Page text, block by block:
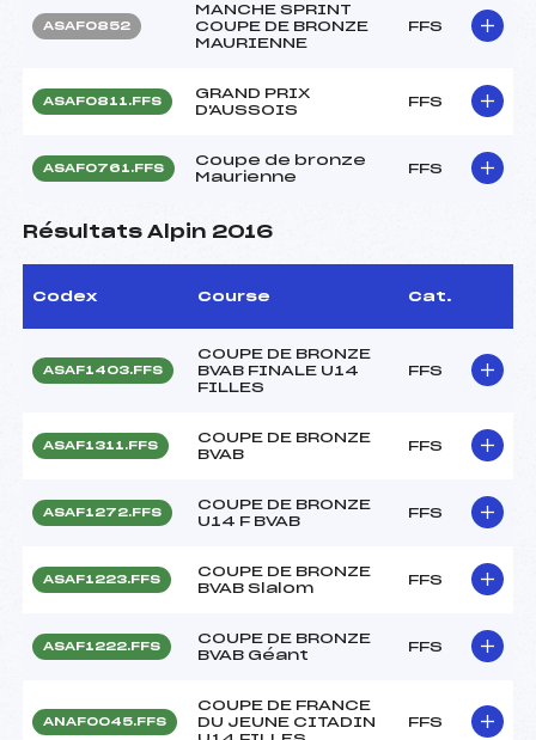
ASAF0852
MANCHE SPRINT
COUPE DE BRONZE
MAURIENNE
FFS
ASAF0811.FFS
GRAND PRIX
D'AUSSOIS
FFS
ASAF0761.FFS
Coupe de bronze
Maurienne
FFS
Résultats Alpin 2016
Codex Course Cat.
ASAF1403.FFS
COUPE DE BRONZE
BVAB FINALE U14
FILLES
FFS
ASAF1311.FFS
COUPE DE BRONZE
BVAB
FFS
ASAF1272.FFS
COUPE DE BRONZE
U14 F BVAB
FFS
ASAF1223.FFS
COUPE DE BRONZE
BVAB Slalom
FFS
ASAF1222.FFS
COUPE DE BRONZE
BVAB Géant
FFS
ANAF0045.FFS
COUPE DE FRANCE
DU JEUNE CITADIN
FFS